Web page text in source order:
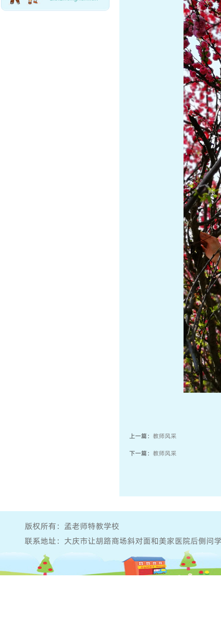
上一篇： 教师风采
下一篇： 教师风采
版权所有：孟老师特教学校
联系地址：大庆市让胡路商场斜对面和美家医院后侧问